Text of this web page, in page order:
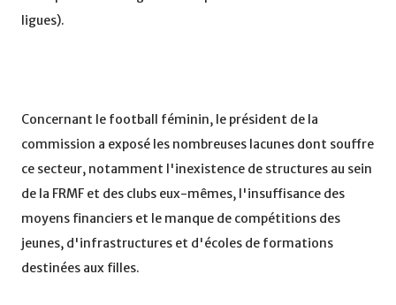
ligues).
Concernant le football féminin, le président de la
commission a exposé les nombreuses lacunes dont souffre
ce secteur, notamment l'inexistence de structures au sein
de la FRMF et des clubs eux-mêmes, l'insuffisance des
moyens financiers et le manque de compétitions des
jeunes, d'infrastructures et d'écoles de formations
destinées aux filles.